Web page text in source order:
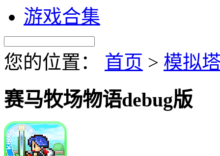
游戏合集
您的位置： 首页 > 模拟
赛马牧场物语debug版